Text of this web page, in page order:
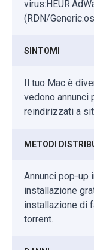
(RDN/
SINTOMI
Il tuo Mac è
vedono annunci
reindirizzati a
METODI
Annunci pop-up
installazione
installazione di
torrent.